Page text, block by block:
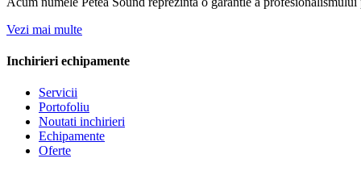
Vezi mai multe
Inchirieri echipamente
Servicii
Portofoliu
Noutati inchirieri
Echipamente
Oferte